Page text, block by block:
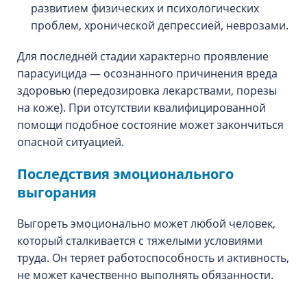
развитием физических и психологических
проблем, хронической депрессией, неврозами.
Для последней стадии характерно проявление
парасуицида — осознанного причинения вреда
здоровью (передозировка лекарствами, порезы
на коже). При отсутствии квалифицированной
помощи подобное состояние может закончиться
опасной ситуацией.
Последствия эмоционального
выгорания
Выгореть эмоционально может любой человек,
который сталкивается с тяжелыми условиями
труда. Он теряет работоспособность и активность,
не может качественно выполнять обязанности.